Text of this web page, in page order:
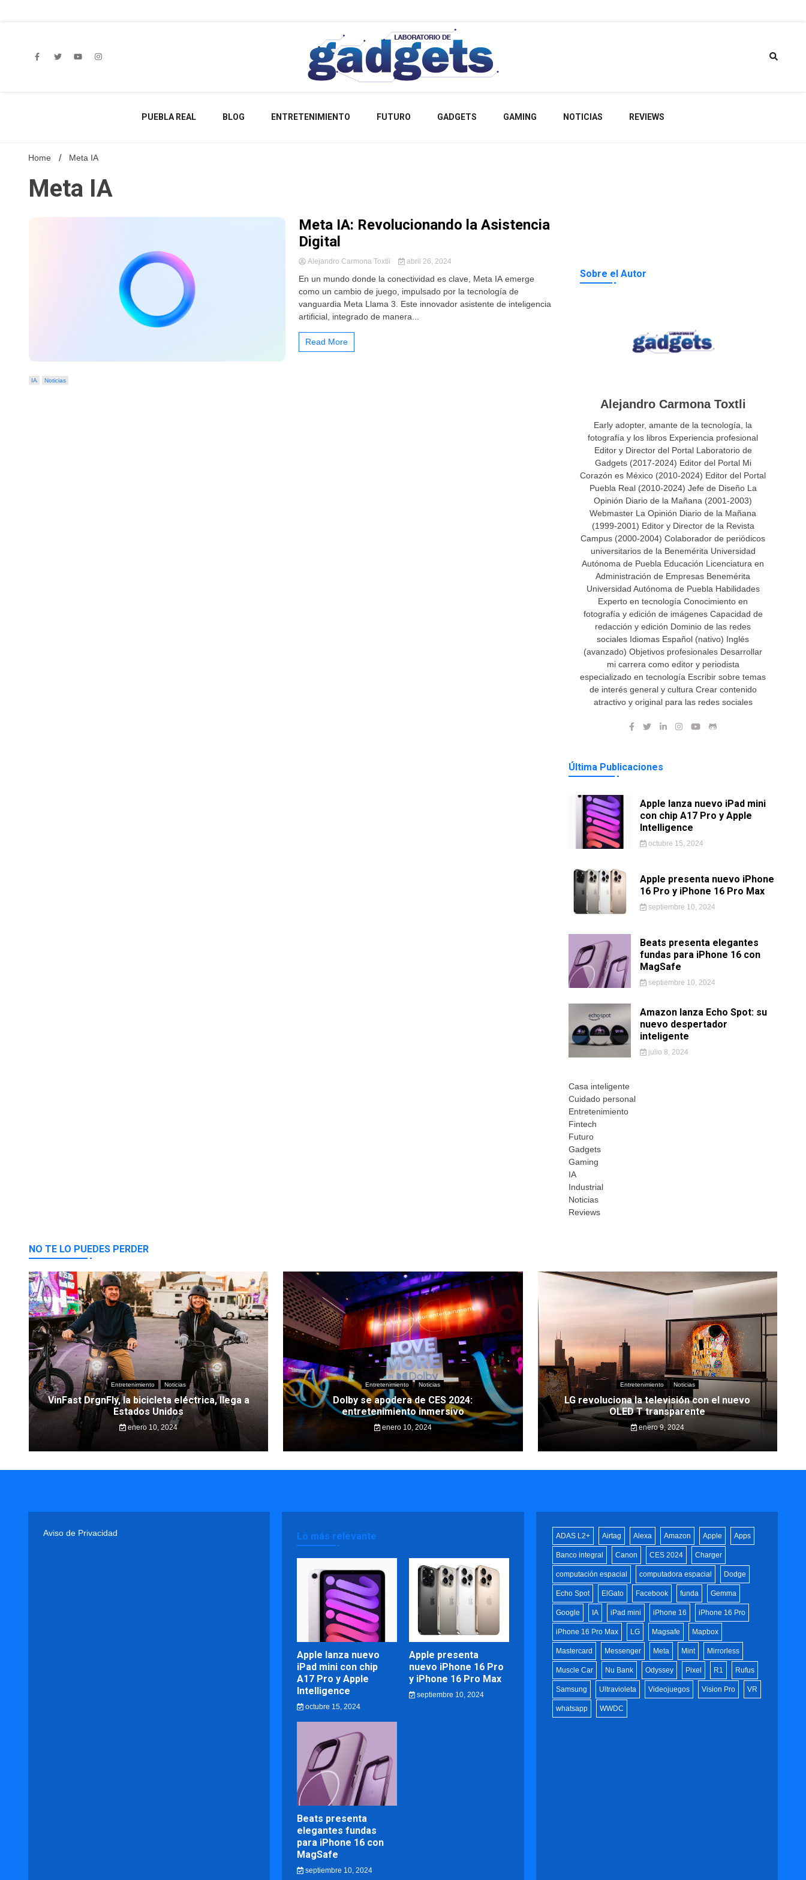
Laboratorio de
Gadgets
PUEBLA REAL BLOG ENTRETENIMIENTO FUTURO GADGETS GAMING NOTICIAS REVIEWS
Home Meta IA
Meta IA
IA Noticias
Meta IA: Revolucionando la Asistencia
Digital
Alejandro Carmona Toxtli abril 26, 2024
En un mundo donde la conectividad es clave, Meta IA emerge
como un cambio de juego, impulsado por la tecnología de
vanguardia Meta Llama 3. Este innovador asistente de inteligencia
artificial, integrado de manera...
Read More
Sobre el Autor
Alejandro Carmona Toxtli
Early adopter, amante de la tecnología, la
fotografía y los libros Experiencia profesional
Editor y Director del Portal Laboratorio de
Gadgets (2017-2024) Editor del Portal Mi
Corazón es México (2010-2024) Editor del Portal
Puebla Real (2010-2024) Jefe de Diseño La
Opinión Diario de la Mañana (2001-2003)
Webmaster La Opinión Diario de la Mañana
(1999-2001) Editor y Director de la Revista
Campus (2000-2004) Colaborador de periódicos
universitarios de la Benemérita Universidad
Autónoma de Puebla Educación Licenciatura en
Administración de Empresas Benemérita
Universidad Autónoma de Puebla Habilidades
Experto en tecnología Conocimiento en
fotografía y edición de imágenes Capacidad de
redacción y edición Dominio de las redes
sociales Idiomas Español (nativo) Inglés
(avanzado) Objetivos profesionales Desarrollar
mi carrera como editor y periodista
especializado en tecnología Escribir sobre temas
de interés general y cultura Crear contenido
atractivo y original para las redes sociales
Última Publicaciones
Apple lanza nuevo iPad mini
con chip A17 Pro y Apple
Intelligence
octubre 15, 2024
Apple presenta nuevo iPhone
16 Pro y iPhone 16 Pro Max
septiembre 10, 2024
Beats presenta elegantes
fundas para iPhone 16 con
MagSafe
septiembre 10, 2024
Amazon lanza Echo Spot: su
nuevo despertador
inteligente
julio 8, 2024
Casa inteligente
Cuidado personal
Entretenimiento
Fintech
Futuro
Gadgets
Gaming
IA
Industrial
Noticias
Reviews
NO TE LO PUEDES PERDER
Entretenimiento Noticias
VinFast DrgnFly, la bicicleta eléctrica, llega a
Estados Unidos
enero 10, 2024
Entretenimiento Noticias
Dolby se apodera de CES 2024:
entretenimiento inmersivo
enero 10, 2024
Entretenimiento Noticias
LG revoluciona la televisión con el nuevo
OLED T transparente
enero 9, 2024
Aviso de Privacidad Lo más relevante
Apple lanza nuevo
iPad mini con chip
A17 Pro y Apple
Intelligence
octubre 15, 2024
Apple presenta
nuevo iPhone 16 Pro
y iPhone 16 Pro Max
septiembre 10, 2024
Beats presenta
elegantes fundas
para iPhone 16 con
MagSafe
septiembre 10, 2024
ADAS L2+ Airtag Alexa Amazon Apple Apps
Banco integral Canon CES 2024 Charger
computación espacial computadora espacial Dodge
Echo Spot ElGato Facebook funda Gemma
Google IA iPad mini iPhone 16 iPhone 16 Pro
iPhone 16 Pro Max LG Magsafe Mapbox
Mastercard Messenger Meta Mint Mirrorless
Muscle Car Nu Bank Odyssey Pixel R1 Rufus
Samsung Ultravioleta Videojuegos Vision Pro VR
whatsapp WWDC